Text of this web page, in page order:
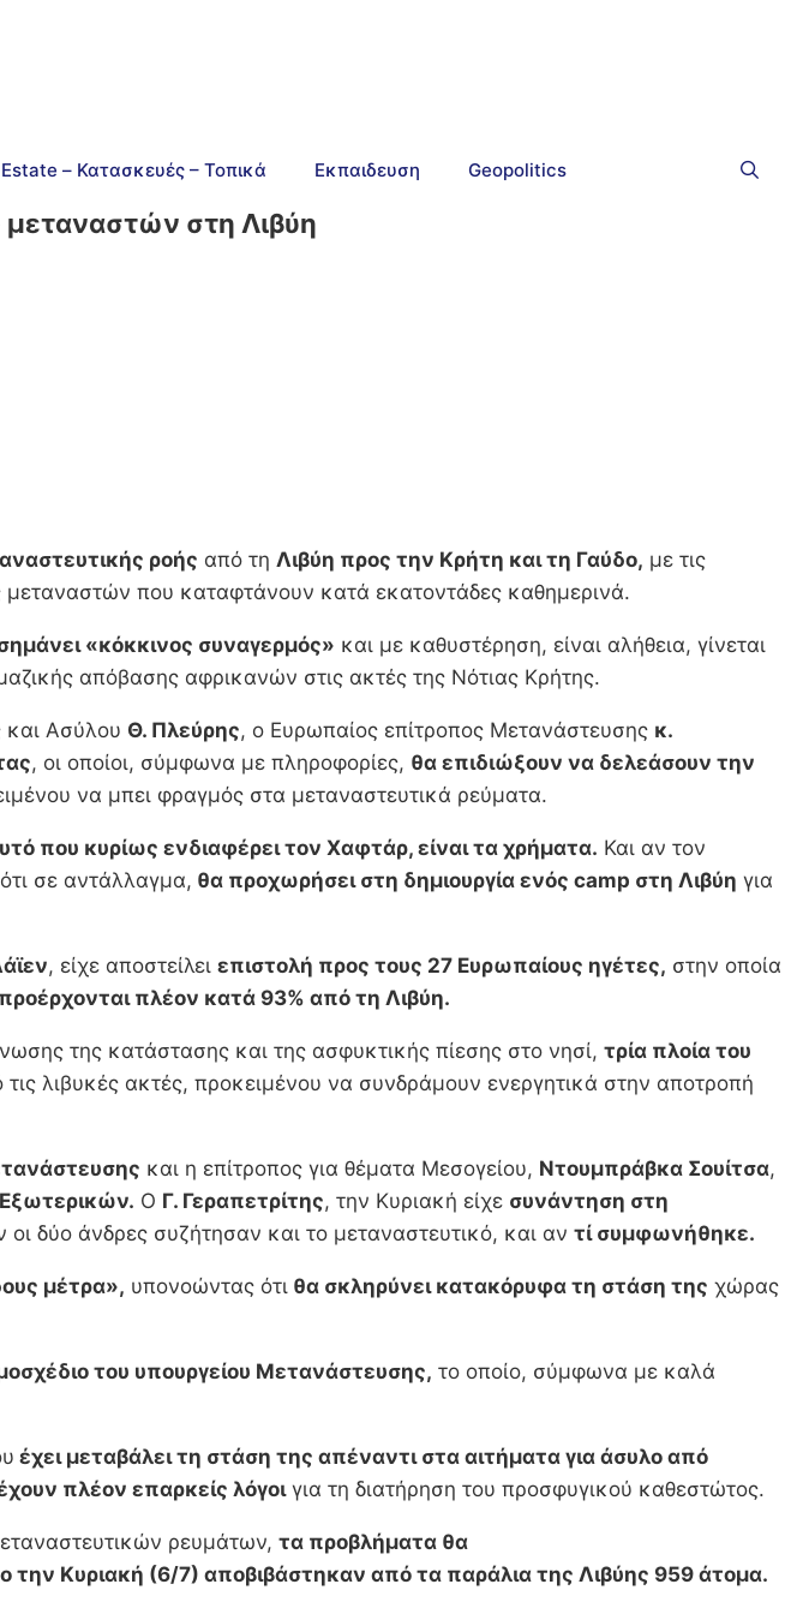
– Κατασκευές – Τοπικά Εκπαιδευση Geopolitics
μεταναστών στη Λιβύη
ροής από τη Λιβύη προς την Κρήτη και τη Γαύδο, με τις
που καταφτάνουν κατά εκατοντάδες καθημερινά.
«κόκκινος συναγερμός» και με καθυστέρηση, είναι αλήθεια, γίνεται
απόβασης αφρικανών στις ακτές της Νότιας Κρήτης.
και Ασύλου Θ. Πλεύρης, ο Ευρωπαίος επίτροπος Μετανάστευσης κ.
, οι οποίοι, σύμφωνα με πληροφορίες, θα επιδιώξουν να δελεάσουν την
να μπει φραγμός στα μεταναστευτικά ρεύματα.
που κυρίως ενδιαφέρει τον Χαφτάρ, είναι τα χρήματα. Και αν τον
σε αντάλλαγμα, θα προχωρήσει στη δημιουργία ενός camp στη Λιβύη για
, είχε αποστείλει επιστολή προς τους 27 Ευρωπαίους ηγέτες, στην οποία
προέρχονται πλέον κατά 93% από τη Λιβύη.
της κατάστασης και της ασφυκτικής πίεσης στο νησί, τρία πλοία του
τις λιβυκές ακτές, προκειμένου να συνδράμουν ενεργητικά στην αποτροπή
και η επίτροπος για θέματα Μεσογείου, Ντουμπράβκα Σουίτσα,
Ο Γ. Γεραπετρίτης, την Κυριακή είχε συνάντηση στη
οι δύο άνδρες συζήτησαν και το μεταναστευτικό, και αν τί συμφωνήθηκε.
μέτρα», υπονοώντας ότι θα σκληρύνει κατακόρυφα τη στάση της χώρας
του υπουργείου Μετανάστευσης, το οποίο, σύμφωνα με καλά
έχει μεταβάλει τη στάση της απέναντι στα αιτήματα για άσυλο από
πλέον επαρκείς λόγοιγια τη διατήρηση του προσφυγικού καθεστώτος.
ρευμάτων, τα προβλήματα θα
την Κυριακή (6/7) αποβιβάστηκαν από τα παράλια της Λιβύης 959 άτομα.